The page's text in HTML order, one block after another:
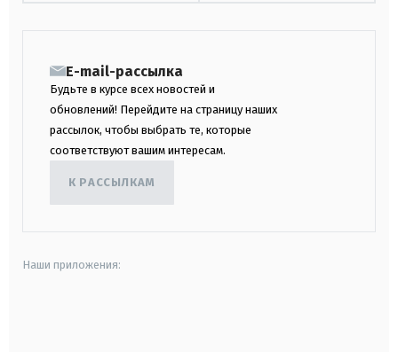
E-mail-рассылка
Будьте в курсе всех новостей и
обновлений! Перейдите на страницу наших
рассылок, чтобы выбрать те, которые
соответствуют вашим интересам.
К РАССЫЛКАМ
Наши приложения: